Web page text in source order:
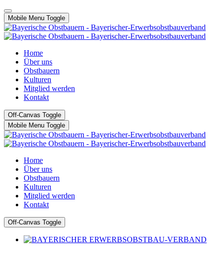
Mobile Menu Toggle
Home
Über uns
Obstbauern
Kulturen
Mitglied werden
Kontakt
Off-Canvas Toggle
Mobile Menu Toggle
Home
Über uns
Obstbauern
Kulturen
Mitglied werden
Kontakt
Off-Canvas Toggle
Jahr
Monat
Jahr
Monat